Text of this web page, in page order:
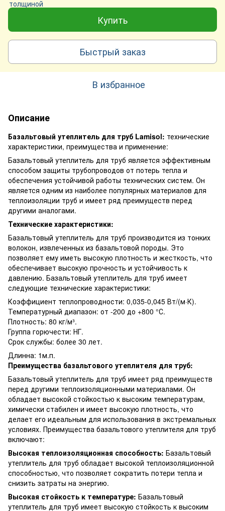
Купить
Быстрый заказ
В избранное
Описание
Базальтовый утеплитель для труб Lamisol: технические
характеристики, преимущества и применение:
Базальтовый утеплитель для труб является эффективным
способом защиты трубопроводов от потерь тепла и
обеспечения устойчивой работы технических систем. Он
является одним из наиболее популярных материалов для
теплоизоляции труб и имеет ряд преимуществ перед
другими аналогами.
Технические характеристики:
Базальтовый утеплитель для труб производится из тонких
волокон, извлеченных из базальтовой породы. Это
позволяет ему иметь высокую плотность и жесткость, что
обеспечивает высокую прочность и устойчивость к
давлению. Базальтовый утеплитель для труб имеет
следующие технические характеристики:
Коэффициент теплопроводности: 0,035-0,045 Вт/(м·К).
Температурный диапазон: от -200 до +800 °С.
Плотность: 80 кг/м³.
Группа горючести: НГ.
Срок службы: более 30 лет.
Длинна: 1м.п.
Преимущества базальтового утеплителя для труб:
Базальтовый утеплитель для труб имеет ряд преимуществ
перед другими теплоизоляционными материалами. Он
обладает высокой стойкостью к высоким температурам,
химически стабилен и имеет высокую плотность, что
делает его идеальным для использования в экстремальных
условиях. Преимущества базальтового утеплителя для труб
включают:
Высокая теплоизоляционная способность: Базальтовый
утеплитель для труб обладает высокой теплоизоляционной
способностью, что позволяет сократить потери тепла и
снизить затраты на энергию.
Высокая стойкость к температуре: Базальтовый
утеплитель для труб имеет высокую стойкость к высоким